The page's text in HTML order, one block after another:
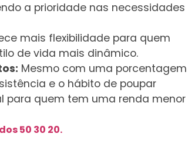
a prioridade nas necessidades
mais flexibilidade para quem
de vida mais dinâmico.
Mesmo com uma porcentagem
e o hábito de poupar
para quem tem uma renda menor
50 30 20.